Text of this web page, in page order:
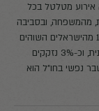
מטלטל בכל
מהמשפחה, ובסביבה
זרה – האתגר גדל משמעותית. נתונים מראים כי כ-15% מהישראלים השוהים
בחו"ל לתקופות ממושכות חווים מצוקה נפשית משמעותית, וכ-3% נזקקים
נפשי בחו"ל הוא